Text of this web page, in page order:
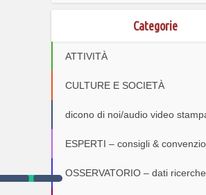
Categorie
ATTIVITÀ
CULTURE E SOCIETÀ
dicono di noi/audio video
ESPERTI – consigli &
OSSERVATORIO – dati